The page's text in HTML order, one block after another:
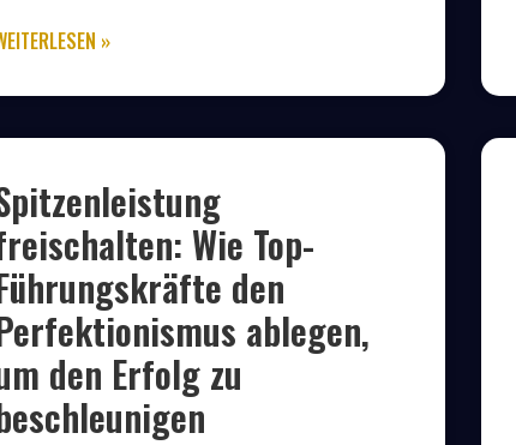
»
Wie Top-
den
ablegen,
den Erfolg zu